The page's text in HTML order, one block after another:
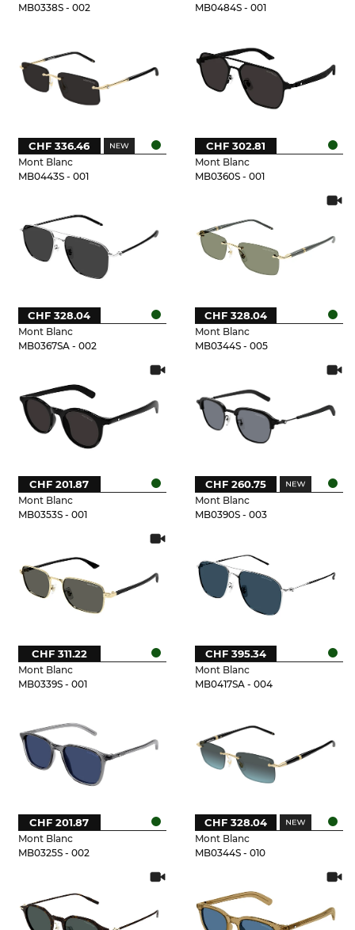
MB0338S - 002
MB0484S - 001
Mont Blanc
MB0443S - 001
CHF 336.46
Mont Blanc
MB0360S - 001
CHF 302.81
Mont Blanc
MB0367SA - 002
CHF 328.04
Mont Blanc
MB0344S - 005
CHF 328.04
Mont Blanc
MB0353S - 001
CHF 201.87
Mont Blanc
MB0390S - 003
CHF 260.75
Mont Blanc
MB0339S - 001
CHF 311.22
Mont Blanc
MB0417SA - 004
CHF 395.34
Mont Blanc
MB0325S - 002
CHF 201.87
Mont Blanc
MB0344S - 010
CHF 328.04